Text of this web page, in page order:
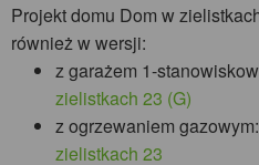
Projekt domu Dom w
również w wersji:
z garażem 1-
zielistkach 23 (G)
z ogrzewaniem gazowym:
zielistkach 23